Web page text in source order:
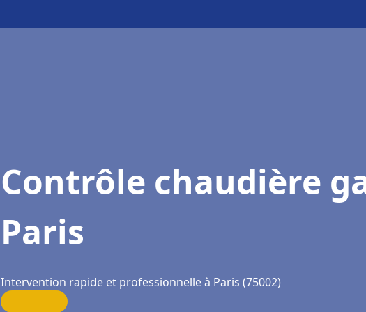
Contrôle chaudière
Paris
Intervention rapide et professionnelle à Paris (75002)